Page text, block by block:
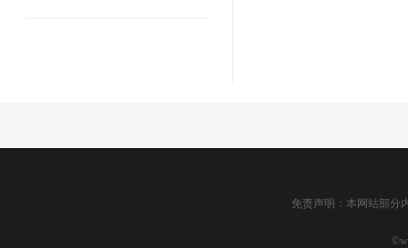
免责声明：本网站部分